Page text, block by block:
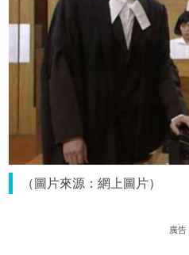
（圖片來源：網上圖片）
廣告